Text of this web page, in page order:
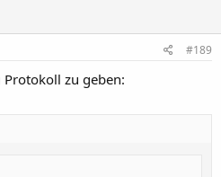
#189
zu geben: